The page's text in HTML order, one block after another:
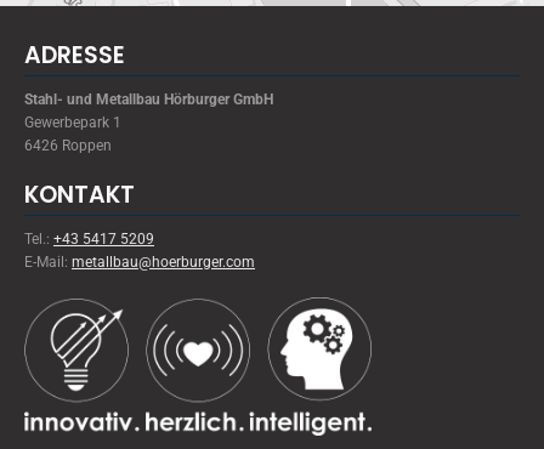
ADRESSE
Stahl- und Metallbau Hörburger GmbH
Gewerbepark 1
6426 Roppen
KONTAKT
Tel.: +43 5417 5209
E-Mail: metallbau@hoerburger.com